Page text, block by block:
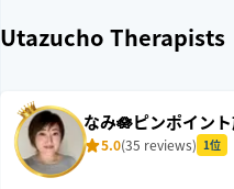
Utazucho Therapists
なみ🪷ピンポイン
5.0(35 reviews) 1位